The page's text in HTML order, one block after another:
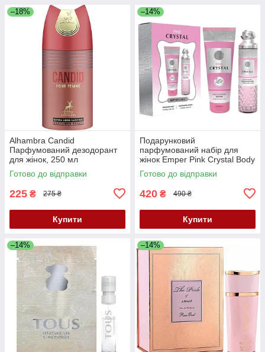
–18%
Alhambra Candid
Парфумований дезодорант
для жінок, 250 мл
Готово до відправки
225 ₴ 275 ₴
Купити
–14%
Подарунковий
парфумований набір для
жінок Emper Pink Crystal Body
Mist 250 мл + лосьйон для
тіла 250 мл
Готово до відправки
420 ₴ 490 ₴
Купити
–14% –14%